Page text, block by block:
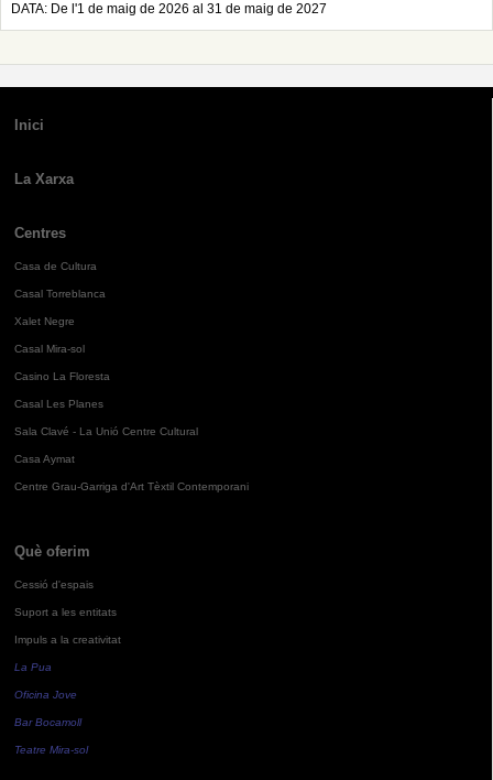
DATA: De l'1 de maig de 2026 al 31 de maig de 2027
Inici
La Xarxa
Centres
Casa de Cultura
Casal Torreblanca
Xalet Negre
Casal Mira-sol
Casino La Floresta
Casal Les Planes
Sala Clavé - La Unió Centre Cultural
Casa Aymat
Centre Grau-Garriga d'Art Tèxtil Contemporani
Què oferim
Cessió d'espais
Suport a les entitats
Impuls a la creativitat
La Pua
Oficina Jove
Bar Bocamoll
Teatre Mira-sol